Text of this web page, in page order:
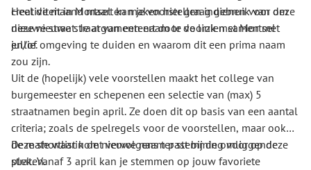
creativiteit in Mortsel en maken hier graag gebruik van om
deze nieuwe straat van een naam te voorzien samen met
jullie.
Heel de maand maart kan je voorstellen indienen voor deze
nieuwe straat. Je argumenteert door de link met Mortsel
en/of omgeving te duiden en waarom dit een prima naam
zou zijn.
Uit de (hopelijk) vele voorstellen maakt het college van
burgemeester en schepenen een selectie van (max) 5
straatnamen begin april. Ze doen dit op basis van een aantal
criteria; zoals de spelregels voor de voorstellen, maar ook
de mate waarin de nieuwe naam past bij de omliggende
straten.
Deze shortlist komt vervolgens ter stemming voor op deze
plek. Vanaf 3 april kan je stemmen op jouw favoriete